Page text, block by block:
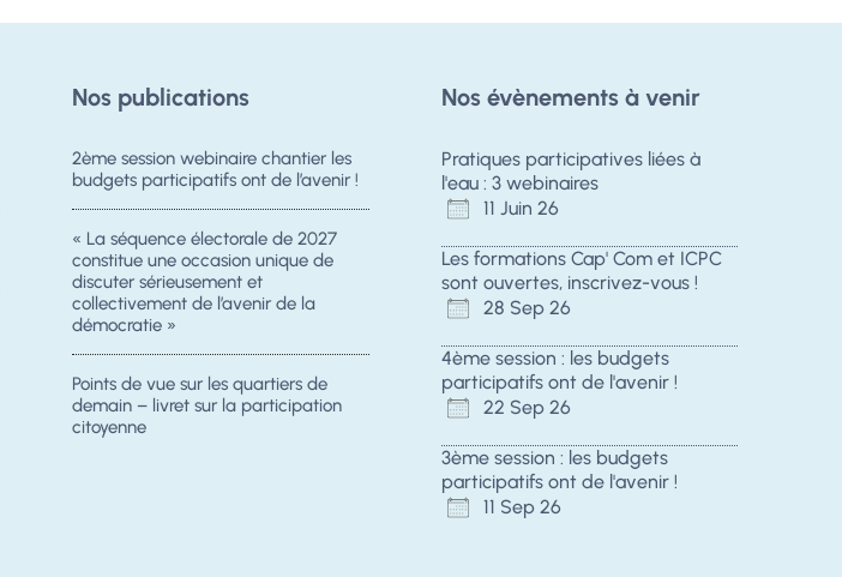
Nos publications
2ème session webinaire chantier les
budgets participatifs ont de l’avenir !
« La séquence électorale de 2027
constitue une occasion unique de
discuter sérieusement et
collectivement de l’avenir de la
démocratie »
Points de vue sur les quartiers de
demain – livret sur la participation
citoyenne
Nos évènements à venir
Pratiques participatives liées à
l'eau : 3 webinaires
11 Juin 26
Les formations Cap' Com et ICPC
sont ouvertes, inscrivez-vous !
28 Sep 26
4ème session : les budgets
participatifs ont de l'avenir !
22 Sep 26
3ème session : les budgets
participatifs ont de l'avenir !
11 Sep 26